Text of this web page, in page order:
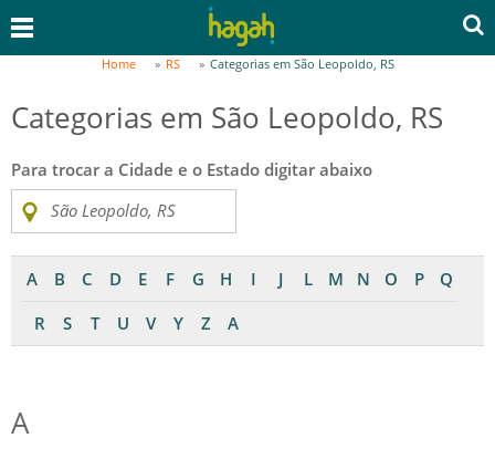
Home RS Categorias em São Leopoldo, RS
Categorias em São Leopoldo, RS
Para trocar a Cidade e o Estado digitar abaixo
A B C D E F G H I J L M N O P
Q
R
S T U V Y Z A
A